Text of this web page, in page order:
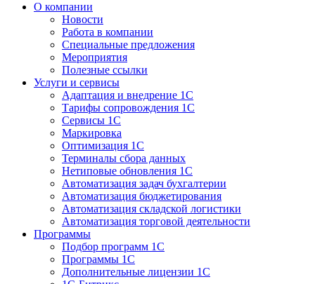
О компании
Новости
Работа в компании
Специальные предложения
Мероприятия
Полезные ссылки
Услуги и сервисы
Адаптация и внедрение 1С
Тарифы сопровождения 1С
Сервисы 1С
Маркировка
Оптимизация 1С
Терминалы сбора данных
Нетиповые обновления 1С
Автоматизация задач бухгалтерии
Автоматизация бюджетирования
Автоматизация складской логистики
Автоматизация торговой деятельности
Программы
Подбор программ 1С
Программы 1С
Дополнительные лицензии 1С